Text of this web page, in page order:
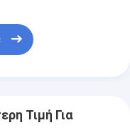
Τιμή Για